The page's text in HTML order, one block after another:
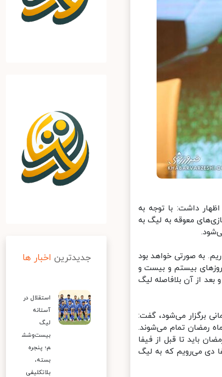
داشت: با توجه به
معوقه به لیگ به
به صورتی خواهد بود
بیستم و بیست و
از آن بلافاصله لیگ
برگزار می‌شود، گفت:
رمضان تمام می‌شوند.
آن. 5هفته بعد از ماه رمضان باید تا قبل از فیفا
دی می‌رویم که به لیگ
جدیدترین اخبار ها
استقلال در
آستانه
لیگ
بیست‌وشش
م؛ پنجره
بسته،
بلاتکلیفی